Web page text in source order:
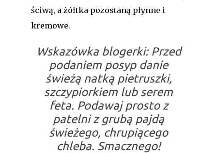
ściwą, a żółtka pozostaną płynne i
kremowe.
Wskazówka blogerki:Przed
podaniem posyp danie
świeżą natką pietruszki,
szczypiorkiem lub serem
feta. Podawaj prosto z
patelni z grubą pajdą
świeżego, chrupiącego
chleba. Smacznego!